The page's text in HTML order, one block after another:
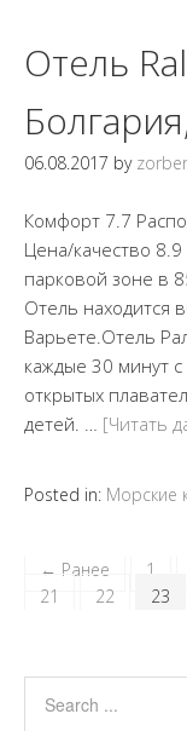
Отель
06.08.2017 by zorber
Комфорт 7.7
Цена/качество
парковой зоне в
Отель находится
Варьете.Отель
каждые 30 минут
открытых
детей. … [Читать
Posted in: Морские
← Ранее 1
21
22 23